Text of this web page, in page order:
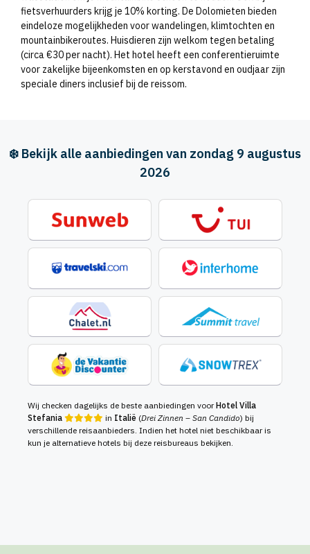
fietsverhuurders krijg je 10% korting. De Dolomieten bieden
eindeloze mogelijkheden voor wandelingen, klimtochten en
mountainbikeroutes. Huisdieren zijn welkom tegen betaling
(circa €30 per nacht). Het hotel heeft een conferentieruimte
voor zakelijke bijeenkomsten en op kerstavond en oudjaar zijn
speciale diners inclusief bij de reissom.
❄️ Bekijk alle aanbiedingen van zondag 9 augustus
2026
Wij checken dagelijks de beste aanbiedingen voorHotel Villa
Stefania
in Italië (Drei Zinnen – San Candido) bij
verschillende reisaanbieders. Indien het hotel niet beschikbaar is
kun je alternatieve hotels bij deze reisbureaus bekijken.